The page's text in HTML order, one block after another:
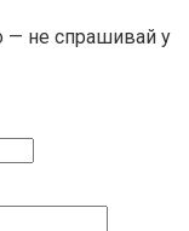
— не спрашивай у